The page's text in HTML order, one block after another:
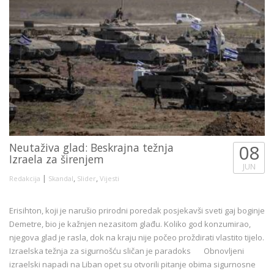
Neutaživa glad: Beskrajna težnja
Izraela za širenjem
Redakcija | Skandal, Slider, Vijesti
08
JUN
Erisihton, koji je narušio prirodni poredak posjekavši sveti gaj boginje
Demetre, bio je kažnjen nezasitom glađu. Koliko god konzumirao,
njegova glad je rasla, dok na kraju nije počeo proždirati vlastito tijelo.
Izraelska težnja za sigurnošću sličan je paradoks Obnovljeni
izraelski napadi na Liban opet su otvorili pitanje obima sigurnosne